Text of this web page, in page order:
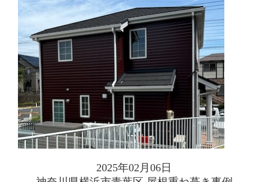
2025年02月06日